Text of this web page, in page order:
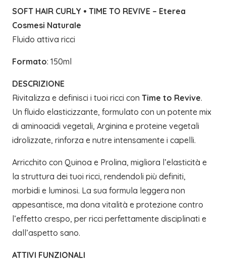
SOFT HAIR CURLY • TIME TO REVIVE – Eterea
Cosmesi Naturale
Fluido attiva ricci
Formato: 150ml
DESCRIZIONE
Rivitalizza e definisci i tuoi ricci con Time to Revive.
Un fluido elasticizzante, formulato con un potente mix
di aminoacidi vegetali, Arginina e proteine vegetali
idrolizzate, rinforza e nutre intensamente i capelli.
Arricchito con Quinoa e Prolina, migliora l’elasticità e
la struttura dei tuoi ricci, rendendoli più definiti,
morbidi e luminosi. La sua formula leggera non
appesantisce, ma dona vitalità e protezione contro
l’effetto crespo, per ricci perfettamente disciplinati e
dall’aspetto sano.
ATTIVI FUNZIONALI